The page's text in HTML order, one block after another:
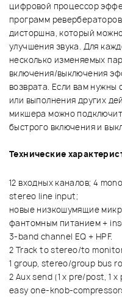
цифровой процессор
программ
дисторшна, который
улучшения звука. Для
несколько изменяемых
включения/выключения
возврата. Если вам нужны
или выполнения других
микшера можно
быстрого включения и
Технические
12 входных каналов; 4
stereo line input;
новые низкошумящие
фантомным питанием +
3-band channel EQ + HPF.
2 Track to stereo/to
1 group, stereo/group bus
2 Aux send (1 x pre/post, 1 x
easy one-knob-